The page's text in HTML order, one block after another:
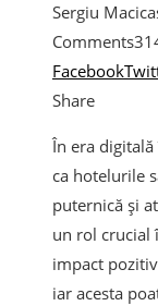
Sergiu
Comments
Facebook
Share
În era
ca hotelurile
puternică și
un rol crucial
impact
iar acesta